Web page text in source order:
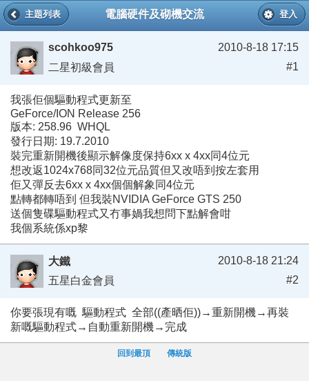
電腦硬件及砌機交流
主題列表 登入
scohkoo975
二星初級會員
2010-8-18 17:15
#1
我張佢個驅動程式更新至
GeForce/ION Release 256
版本: 258.96 WHQL
發行日期: 19.7.2010
裝完重新開機後顯示解像度保持6xx x 4xx同4位元
想改返1024x768同32位元品質但又改唔到按左套用
佢又彈反去6xx x 4xx個個解象同4位元
點轉都轉唔到 但我裝NVIDIA GeForce GTS 250
送個隻碟驅動程式又冇事媧我想問下點解會咁
我個系統係xp黎
大鐵
五星白金會員
2010-8-18 21:24
#2
你要張現有嘅 驅動程式 全部((產晒佢))→重新開機→再裝
新嘅驅動程式→自動重新開機→完成
回到最頂 傳統版